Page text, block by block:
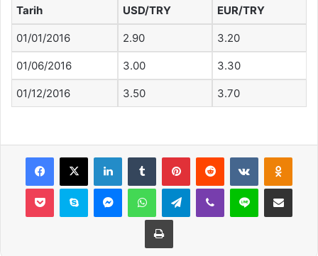
Tarih USD/TRY EUR/TRY
01/01/2016 2.90 3.20
01/06/2016 3.00 3.30
01/12/2016 3.50 3.70
Facebook
X LinkedInTumblr PinterestReddit VKontakte
Pocket Skype MessengerWhatsAppTelegramViber Line E-Posta ile
Yazdır